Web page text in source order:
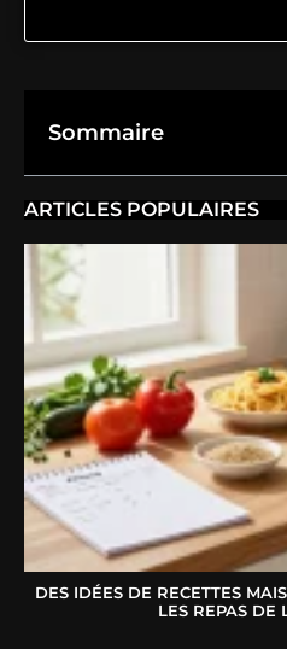
Sommaire
ARTICLES POPULAIRES
DES IDÉES DE RECETTES
LES REPAS DE